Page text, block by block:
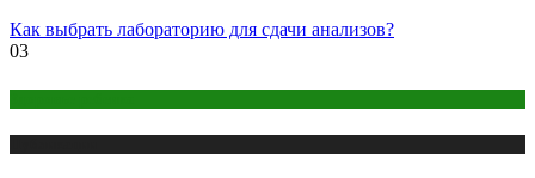
Как выбрать лабораторию для сдачи анализов?
03